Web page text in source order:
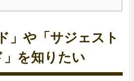
」や「サジェスト
」を知りたい